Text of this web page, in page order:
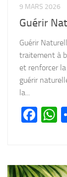
9 MARS 2026
Guérir
Guérir
traitement à
et renforcer
guérir
la...